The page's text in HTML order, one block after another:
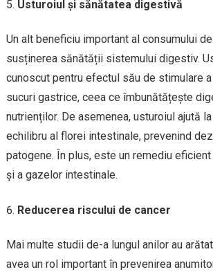
Usturoiul și sănătatea digestivă
Un alt beneficiu important al consumului
susținerea sănătății sistemului digestiv.
cunoscut pentru efectul său de stimulare
sucuri gastrice, ceea ce îmbunătățește
nutrienților. De asemenea, usturoiul ajută
echilibru al florei intestinale, prevenind
patogene. În plus, este un remediu
și a gazelor intestinale.
Reducerea riscului de cancer
Mai multe studii de-a lungul anilor au
avea un rol important în prevenirea